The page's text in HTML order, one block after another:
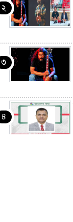
২
৩
৪